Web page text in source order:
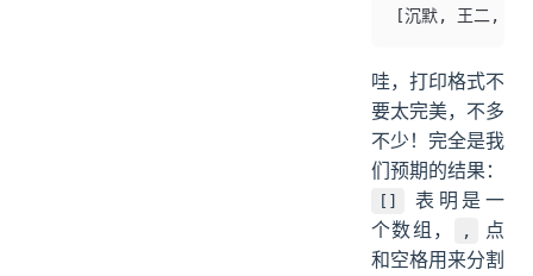
[沉默, 王二, 一
哇，打印格式不
要太完美，不多
不少！完全是我
们预期的结果：
[]
表明是一
个数组，
,
点
和空格用来分割